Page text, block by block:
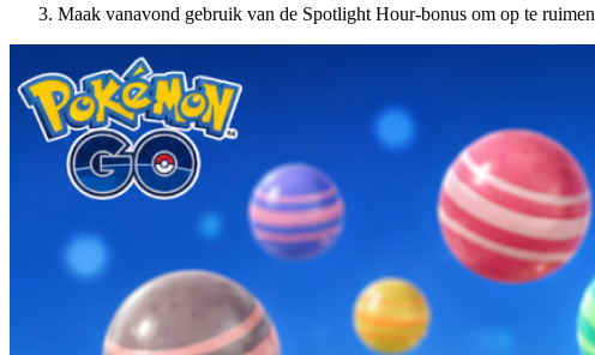
Maak vanavond gebruik van de Spotlight Hour-bonus om op te ruimen